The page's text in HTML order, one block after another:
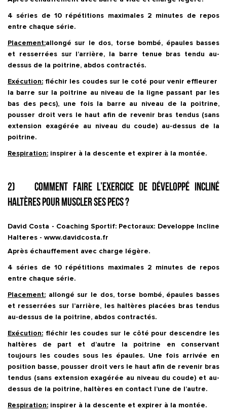
4 séries de 10 répétitions maximales 2 minutes de repos
entre chaque série.
Placement:allongé sur le dos, torse bombé, épaules basses
et resserrées sur l’arrière, la barre tenue bras tendu au-
dessus de la poitrine, abdos contractés.
Exécution: fléchir les coudes sur le coté pour venir effleurer
la barre sur la poitrine au niveau de la ligne passant par les
bas des pecs), une fois la barre au niveau de la poitrine,
pousser droit vers le haut afin de revenir bras tendus (sans
extension exagérée au niveau du coude) au-dessus de la
poitrine.
Respiration: inspirer à la descente et expirer à la montée.
2) Comment faire l’exercice de Développé incliné
haltères pour muscler ses pecs ?
David Costa - Coaching Sportif: Pectoraux: Developpe Incline
Halteres - www.davidcosta.fr
Après échauffement avec charge légère.
4 séries de 10 répétitions maximales 2 minutes de repos
entre chaque série.
Placement: allongé sur le dos, torse bombé, épaules basses
et resserrées sur l’arrière, les haltères placées bras tendus
au-dessus de la poitrine, abdos contractés.
Exécution: fléchir les coudes sur le côté pour descendre les
haltères de part et d’autre la poitrine en conservant
toujours les coudes sous les épaules. Une fois arrivée en
position basse, pousser droit vers le haut afin de revenir bras
tendus (sans extension exagérée au niveau du coude) et au-
dessus de la poitrine, haltères en contact l’une de l’autre.
Respiration: inspirer à la descente et expirer à la montée.